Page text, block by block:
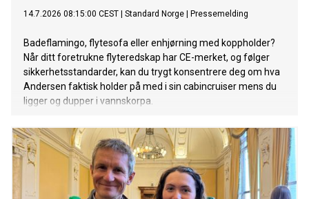
14.7.2026 08:15:00 CEST Standard Norge Pressemelding
Badeflamingo, flytesofa eller enhjørning med koppholder?
Når ditt foretrukne flyteredskap har CE-merket, og følger
sikkerhetsstandarder, kan du trygt konsentrere deg om hva
Andersen faktisk holder på med i sin cabincruiser mens du
ligger og dupper i vannskorpa.